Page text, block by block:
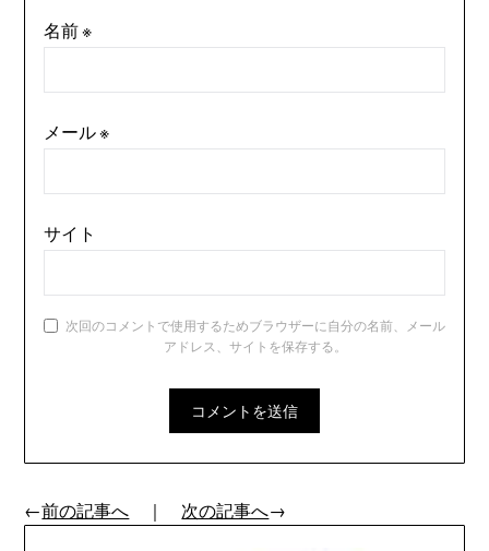
名前※
メール※
サイト
次回のコメントで使用するためブラウザーに自分の名前、メール
アドレス、サイトを保存する。
←前の記事へ ｜ 次の記事へ→